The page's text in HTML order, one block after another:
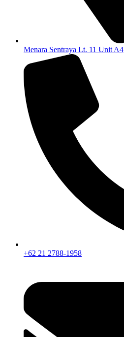
Menara Sentraya Lt. 11 Unit A4
+62 21 2788-1958